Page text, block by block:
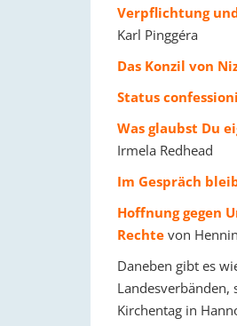
Verpflichtung
Karl Pinggéra
Das Konzil von
Status
Was glaubst Du
Irmela Redhead
Im Gespräch
Hoffnung gegen
Rechte von
Daneben gibt es
Landesverbänden,
Kirchentag in